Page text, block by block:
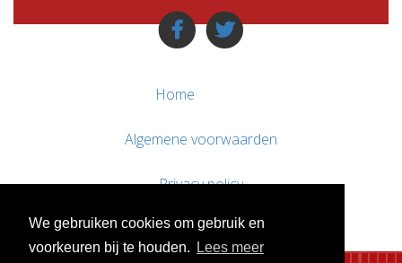
We gebruiken cookies om gebruik en
voorkeuren bij te houden.
Lees meer
Home
Algemene voorwaarden
Privacy policy
Contact / Support